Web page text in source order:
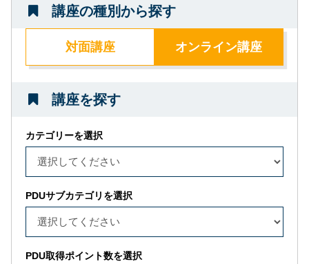
講座の種別から探す
対面講座 オンライン講座
講座を探す
カテゴリーを選択
PDUサブカテゴリを選択
PDU取得ポイント数を選択